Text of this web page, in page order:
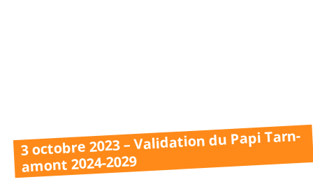
3 octobre 2023 – Validation du Papi Tarn-
amont 2024-2029